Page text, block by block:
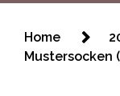
Home
Mustersocken